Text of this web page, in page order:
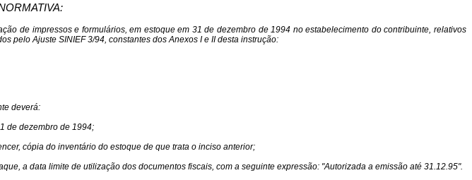
de impressos e formulários, em estoque em 31 de dezembro de 1994 no estabelecimento do contribuinte, relativos
pelo Ajuste SINIEF 3/94, constantes dos Anexos I e II desta instrução:
deverá:
de dezembro de 1994;
cópia do inventário do estoque de que trata o inciso anterior;
a data limite de utilização dos documentos fiscais, com a seguinte expressão: "Autorizada a emissão até 31.12.95".